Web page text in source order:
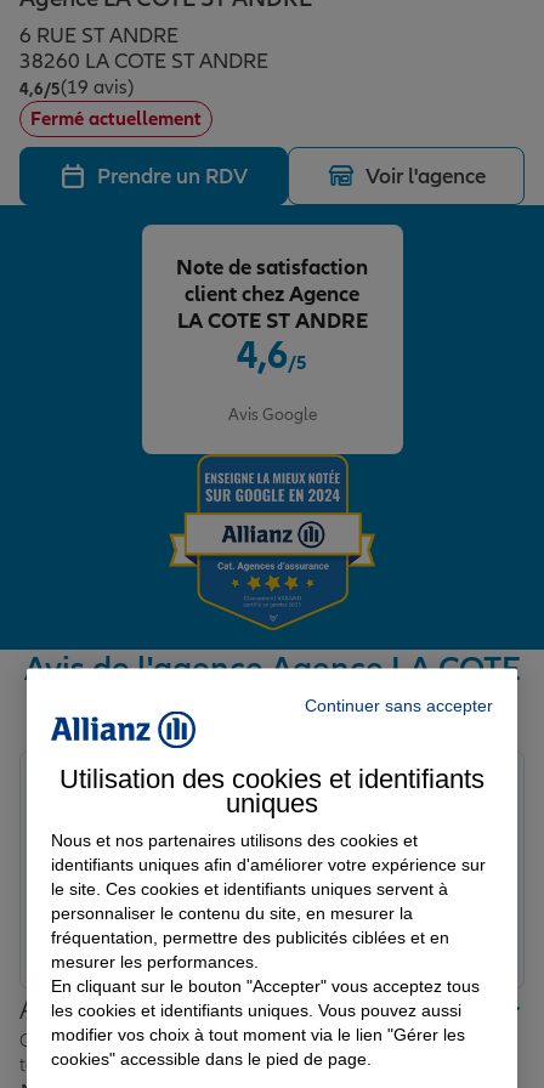
Assurance emprunteur
Prévoyance et dépendance
Assurance animal de compagnie
Protection de la famille
Protection juridique
Épargne & retraite
Plan épargne retraite
Assurance vie
Placements financiers
Investissements immobiliers
Transmission
Vos projets
Partir en vacances
Départ à la retraite
Préparer l’avenir
Conseil assurance
Assurance habitation
Le Pack Famille
Garantie des accidents de la vie
Assurance scolaire
Retraite
Tous nos devis d'assurance
Allianz en France
6 RUE ST ANDRE
38260 LA COTE ST ANDRE
4,6/5Note de 4.6 sur 5
(19 avis)
Fermé actuellement
Prendre un RDV Voir l'agence
4,6/5
Avis Google
Note de satisfaction
client chez Agence
LA COTE ST ANDRE
Avis de l'agence Agence LA COTE
ST ANDRE
Avis sur une période de 6 mois
Agréablement, surpris par la qualité des
renseignements, je remercie, Monsieur Darneix pour
son écoute, ces conseils, et sont professionnalisme …
Gregory K.
Prendre un RDV Voir l'agence
Allianz proche de chez vous
Où que vous soyez en France, nos agences Allianz sont
toujours près de chez vous.
Continuer sans accepter
Utilisation des cookies et identifiants
uniques
Nous et nos partenaires utilisons des cookies et
identifiants uniques afin d'améliorer votre expérience sur
le site. Ces cookies et identifiants uniques servent à
personnaliser le contenu du site, en mesurer la
fréquentation, permettre des publicités ciblées et en
mesurer les performances.
En cliquant sur le bouton "Accepter" vous acceptez tous
les cookies et identifiants uniques. Vous pouvez aussi
modifier vos choix à tout moment via le lien "Gérer les
cookies" accessible dans le pied de page.